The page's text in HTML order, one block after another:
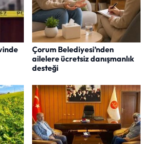
Çorum Belediyesi’nden
ailelere ücretsiz danışmanlık
desteği